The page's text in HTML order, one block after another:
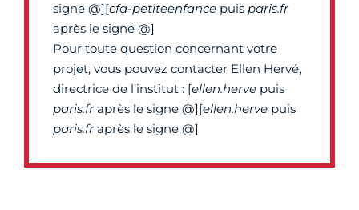
signe @][cfa-petiteenfance puis paris.fr
après le signe @]
Pour toute question concernant votre
projet, vous pouvez contacter Ellen Hervé,
directrice de l’institut : [ellen.herve puis
paris.fraprès le signe @][ellen.herve puis
paris.fraprès le signe @]